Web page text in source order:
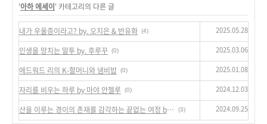
'아하 에세이' 카테고리의 다른 글
내가 우울증이라고? by. 오지은 & 반유화 (4) 2025.05.28
인생을 망치는 말투 by. 후루꾸 (0) 2025.03.06
에드워드 리의 K-할머니와 냄비밥 (0) 2025.01.08
자리를 비우는 하루 by 마야 안젤루 (0) 2024.12.03
산을 이루는 경이의 존재를 감각하는 끝없는 여정 by 낸 셰퍼드 (3) 2024.09.25